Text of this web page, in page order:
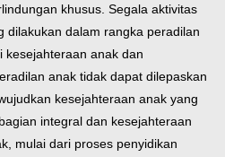
khusus. Segala aktivitas
dilakukan dalam rangka peradilan
kesejahteraan anak dan
anak tidak dapat dilepaskan
kesejahteraan anak yang
integral dan kesejahteraan
mulai dari proses penyidikan